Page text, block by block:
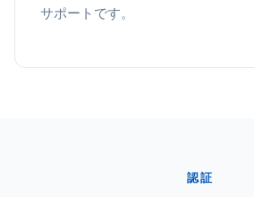
サポートです。
認証